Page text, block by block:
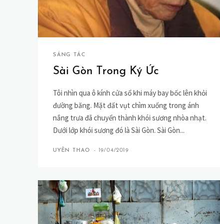
SÁNG TÁC
Sài Gòn Trong Ký Ức
Tôi nhìn qua ô kính cửa sổ khi máy bay bốc lên khỏi
đường băng. Mặt đất vụt chìm xuống trong ánh
nắng trưa đã chuyển thành khói sương nhòa nhạt.
Dưới lớp khói sương đó là Sài Gòn. Sài Gòn...
UYÊN THAO - 19/04/2019